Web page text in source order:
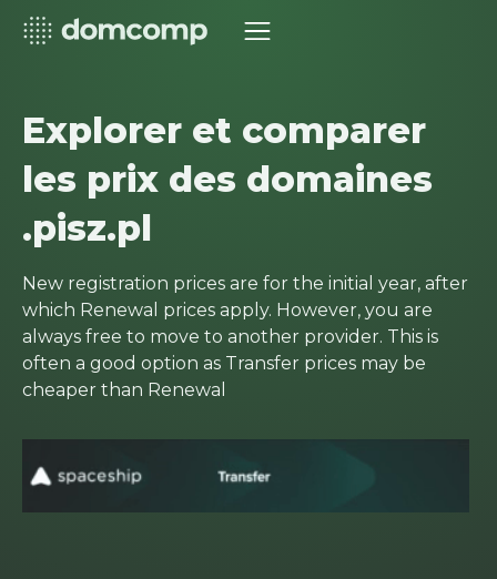
Explorer et comparer
les prix des domaines
.pisz.pl
New registration prices are for the initial year, after
which Renewal prices apply. However, you are
always free to move to another provider. This is
often a good option as Transfer prices may be
cheaper than Renewal